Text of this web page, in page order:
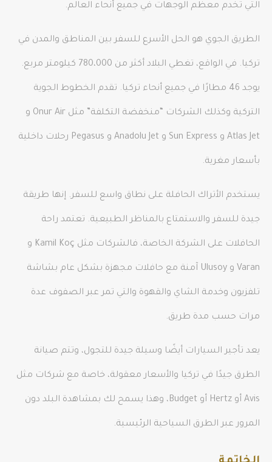
التي تخدم معظم الوجهات في جميع أنحاء العالم.
الطريق الجوي هو الحل الأسرع للسفر بين المناطق والمدن في
تركيا. في الواقع، تغطي البلاد أكثر من 780،000 كيلومتر مربع.
يوجد 46 مطارًا في جميع أنحاء تركيا. تقدم الخطوط الجوية
التركية وكذلك الشركات “منخفضة التكلفة” مثل Onur Air و
Atlas Jet و Sun Express و Anadolu Jet و Pegasus رحلات داخلية
بأسعار مغرية.
يستخدم الأتراك الحافلة على نطاق واسع للسفر. إنها طريقة
جيدة للسفر والاستمتاع بالمناظر الطبيعية. تعتمد راحة
الحافلات على الشركة الخاصة، فالشركات مثل Kamil Koç و
Varan و Ulusoy آمنة مع حافلات مجهزة بشكل عام بشاشة
تلفزيون وخدمة الشاي والقهوة والتي تمر عبر الصفوف عدة
مرات حسب مدة طريق.
يعد تأجير السيارات أيضًا وسيلة جيدة للتجول، وتتم صيانة
الطرق جيدًا في تركيا والأسعار معقولة، خاصة مع شركات مثل
Avis أو Hertz أو Budget، وهذا يسمح لك بمشاهدة البلد دون
المرور عبر الطرق السياحية الرئيسية.